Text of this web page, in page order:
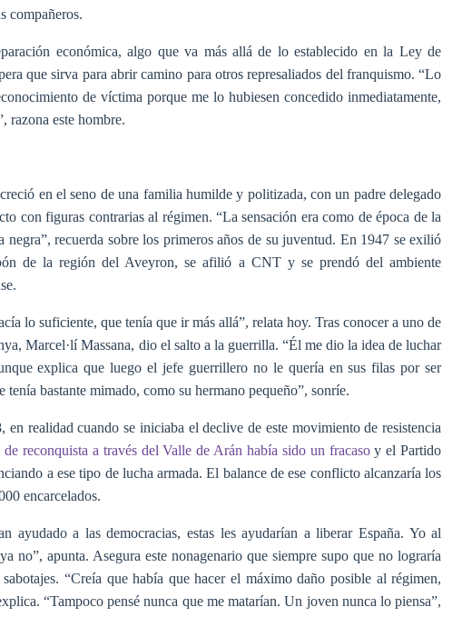
compañeros.
económica, algo que va más allá de lo establecido en la Ley de
que sirva para abrir camino para otros represaliados del franquismo. “Lo
de víctima porque me lo hubiesen concedido inmediatamente,
razona este hombre.
en el seno de una familia humilde y politizada, con un padre delegado
con figuras contrarias al régimen. “La sensación era como de época de la
negra”, recuerda sobre los primeros años de su juventud. En 1947 se exilió
de la región del Aveyron, se afilió a CNT y se prendó del ambiente
lo suficiente, que tenía que ir más allá”, relata hoy. Tras conocer a uno de
Marcel·lí Massana, dio el salto a la guerrilla. “Él me dio la idea de luchar
explica que luego el jefe guerrillero no le quería en sus filas por ser
bastante mimado, como su hermano pequeño”, sonríe.
en realidad cuando se iniciaba el declive de este movimiento de resistencia
reconquista a través del Valle de Arán había sido un fracasoy el Partido
a ese tipo de lucha armada. El balance de ese conflicto alcanzaría los
encarcelados.
ayudado a las democracias, estas les ayudarían a liberar España. Yo al
no”, apunta. Asegura este nonagenario que siempre supo que no lograría
“Creía que había que hacer el máximo daño posible al régimen,
“Tampoco pensé nunca que me matarían. Un joven nunca lo piensa”,